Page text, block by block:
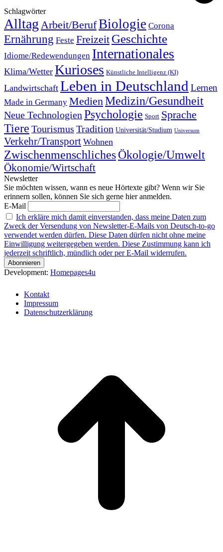
Schlagwörter
Alltag Arbeit/BerufBiologie Corona
Ernährung Feste Freizeit Geschichte
Idiome/Redewendungen Internationales
Klima/Wetter Kurioses Künstliche Intelligenz (KI)
Landwirtschaft Leben in Deutschland Lernen
Made in Germany Medien Medizin/Gesundheit
Neue Technologien Psychologie Sport Sprache
Tiere Tourismus Tradition Universität/Studium Universum
Verkehr/Transport Wohnen
ZwischenmenschlichesÖkologie/Umwelt
Ökonomie/Wirtschaft
Newsletter
Sie möchten wissen, wann es neue Hörtexte gibt? Wenn wir Sie
erinnern sollen, können Sie sich gerne hier anmelden.
E-Mail
Ich erkläre mich damit einverstanden, dass meine Daten zum
Zweck der Versendung von Newsletter-E-Mails von Deutsch-to-go
verwendet werden dürfen. Diese Daten dürfen nicht ohne meine
Einwilligung weitergegeben werden. Diese Zustimmung kann ich
jederzeit schriftlich, mündlich oder per E-Mail widerrufen.
Development: Homepages4u
Kontakt
Impressum
Datenschutzerklärung